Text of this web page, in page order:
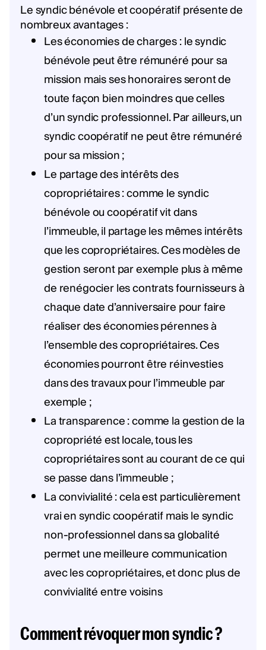
Le syndic bénévole et coopératif présente de
nombreux avantages :
Les économies de charges : le syndic
bénévole peut être rémunéré pour sa
mission mais ses honoraires seront de
toute façon bien moindres que celles
d’un syndic professionnel. Par ailleurs, un
syndic coopératif ne peut être rémunéré
pour sa mission ;
Le partage des intérêts des
copropriétaires : comme le syndic
bénévole ou coopératif vit dans
l’immeuble, il partage les mêmes intérêts
que les copropriétaires. Ces modèles de
gestion seront par exemple plus à même
de renégocier les contrats fournisseurs à
chaque date d’anniversaire pour faire
réaliser des économies pérennes à
l’ensemble des copropriétaires. Ces
économies pourront être réinvesties
dans des travaux pour l’immeuble par
exemple ;
La transparence : comme la gestion de la
copropriété est locale, tous les
copropriétaires sont au courant de ce qui
se passe dans l’immeuble ;
La convivialité : cela est particulièrement
vrai en syndic coopératif mais le syndic
non-professionnel dans sa globalité
permet une meilleure communication
avec les copropriétaires, et donc plus de
convivialité entre voisins
Comment révoquer mon syndic ?